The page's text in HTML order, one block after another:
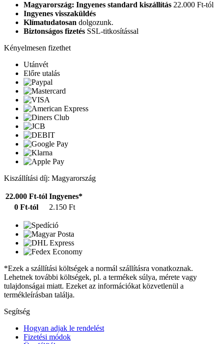
Magyarország: Ingyenes standard kiszállítás 22.000 Ft-tól
Ingyenes visszaküldés
Klímatudatosan dolgozunk.
Biztonságos fizetés SSL-titkosítással
Kényelmesen fizethet
Utánvét
Előre utalás
Kiszállítási díj: Magyarország
22.000 Ft-tól Ingyenes*
0 Ft-tól
2.150 Ft
*Ezek a szállítási költségek a normál szállításra vonatkoznak.
Lehetnek további költségek, pl. a termékek súlya, mérete vagy
tulajdonságai miatt. Ezeket az információkat közvetlenül a
termékleírásban találja.
Segítség
Hogyan adjak le rendelést
Fizetési módok